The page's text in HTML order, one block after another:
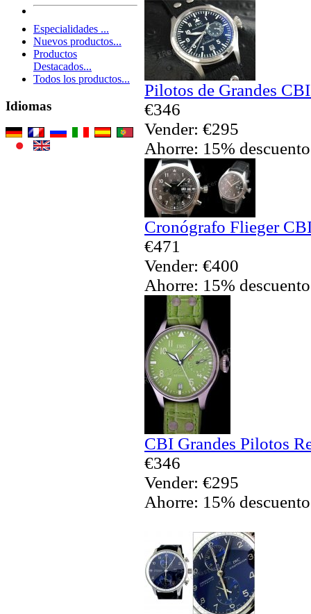
Especialidades ...
Nuevos productos...
Productos
Destacados...
Todos los productos...
Idiomas
Pilotos de Grandes
€346
Vender: €295
Ahorre: 15% descuento
Cronógrafo Flieger
€471
Vender: €400
Ahorre: 15% descuento
CBI Grandes Pilotos
€346
Vender: €295
Ahorre: 15% descuento